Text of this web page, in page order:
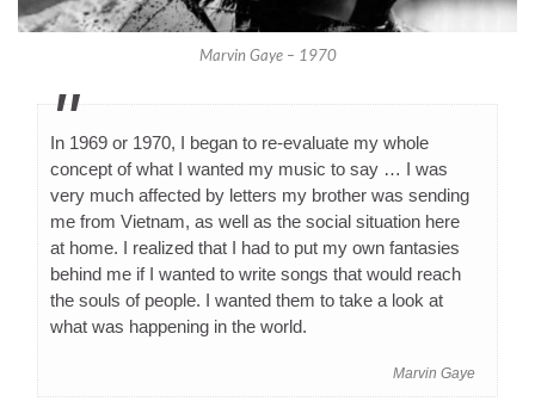
Marvin Gaye – 1970
In 1969 or 1970, I began to re-evaluate my whole
concept of what I wanted my music to say … I was
very much affected by letters my brother was sending
me from Vietnam, as well as the social situation here
at home. I realized that I had to put my own fantasies
behind me if I wanted to write songs that would reach
the souls of people. I wanted them to take a look at
what was happening in the world.
Marvin Gaye